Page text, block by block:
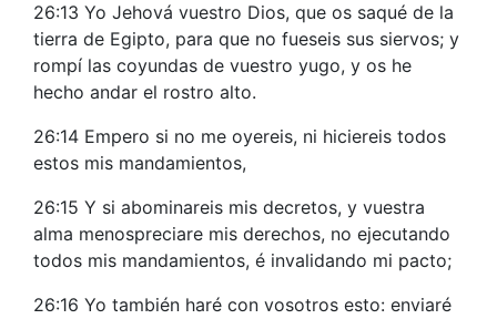
26:13 Yo Jehová vuestro Dios, que os saqué de la
tierra de Egipto, para que no fueseis sus siervos; y
rompí las coyundas de vuestro yugo, y os he
hecho andar el rostro alto.
26:14 Empero si no me oyereis, ni hiciereis todos
estos mis mandamientos,
26:15 Y si abominareis mis decretos, y vuestra
alma menospreciare mis derechos, no ejecutando
todos mis mandamientos, é invalidando mi pacto;
26:16 Yo también haré con vosotros esto: enviaré